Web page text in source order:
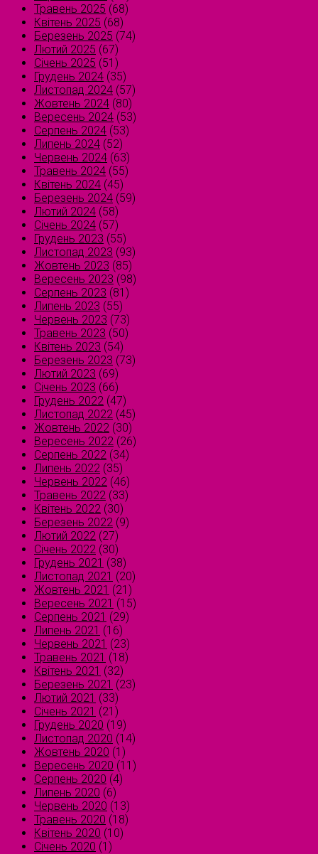
Травень 2025 (68)
Квітень 2025 (68)
Березень 2025 (74)
Лютий 2025 (67)
Січень 2025 (51)
Грудень 2024 (35)
Листопад 2024 (57)
Жовтень 2024 (80)
Вересень 2024 (53)
Серпень 2024 (53)
Липень 2024 (52)
Червень 2024 (63)
Травень 2024 (55)
Квітень 2024 (45)
Березень 2024 (59)
Лютий 2024 (58)
Січень 2024 (57)
Грудень 2023 (55)
Листопад 2023 (93)
Жовтень 2023 (85)
Вересень 2023 (98)
Серпень 2023 (81)
Липень 2023 (55)
Червень 2023 (73)
Травень 2023 (50)
Квітень 2023 (54)
Березень 2023 (73)
Лютий 2023 (69)
Січень 2023 (66)
Грудень 2022 (47)
Листопад 2022 (45)
Жовтень 2022 (30)
Вересень 2022 (26)
Серпень 2022 (34)
Липень 2022 (35)
Червень 2022 (46)
Травень 2022 (33)
Квітень 2022 (30)
Березень 2022 (9)
Лютий 2022 (27)
Січень 2022 (30)
Грудень 2021 (38)
Листопад 2021 (20)
Жовтень 2021 (21)
Вересень 2021 (15)
Серпень 2021 (29)
Липень 2021 (16)
Червень 2021 (23)
Травень 2021 (18)
Квітень 2021 (32)
Березень 2021 (23)
Лютий 2021 (33)
Січень 2021 (21)
Грудень 2020 (19)
Листопад 2020 (14)
Жовтень 2020 (1)
Вересень 2020 (11)
Серпень 2020 (4)
Липень 2020 (6)
Червень 2020 (13)
Травень 2020 (18)
Квітень 2020 (10)
Січень 2020 (1)